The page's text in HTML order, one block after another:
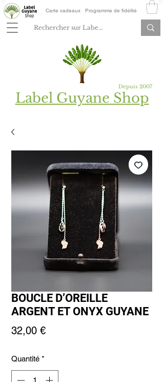
Carte cadeaux Programme de fidélité
Depuis 2007
Label Guyane Shop
BOUCLE D’OREILLE
ARGENT ET ONYX GUYANE
32,00 €Prix
Quantité *